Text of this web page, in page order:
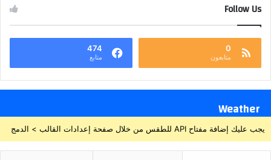
Follow Us
0
متابعون
474
متابع
Weather
يجب عليك إضافة مفتاح API للطقس من خلال صفحة إعدادات القالب > الدمج